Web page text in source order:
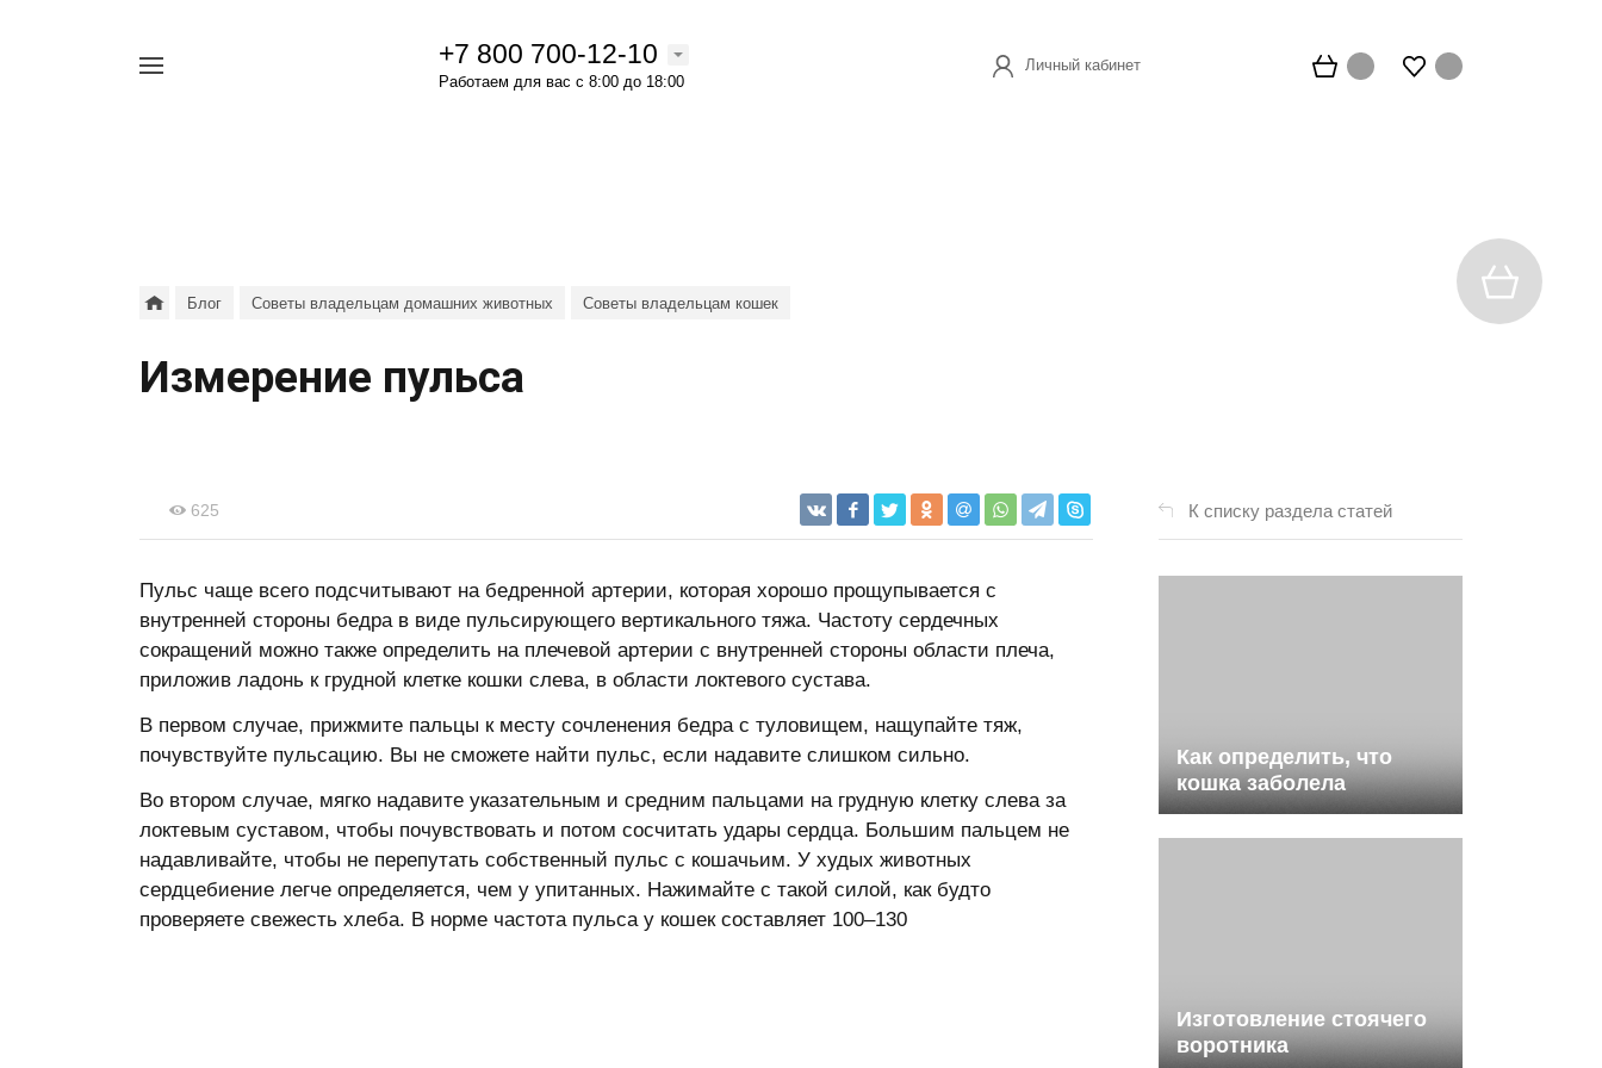
+7 800 700-12-10
Работаем для вас с 8:00 до 18:00
Личный кабинет
Блог Советы владельцам домашних животных Советы владельцам кошек
Измерение пульса
625
Пульс чаще всего подсчитывают на бедренной артерии, которая хорошо прощупывается с
внутренней стороны бедра в виде пульсирующего вертикального тяжа. Частоту сердечных
сокращений можно также определить на плечевой артерии с внутренней стороны области плеча,
приложив ладонь к грудной клетке кошки слева, в области локтевого сустава.
В первом случае, прижмите пальцы к месту сочленения бедра с туловищем, нащупайте тяж,
почувствуйте пульсацию. Вы не сможете найти пульс, если надавите слишком сильно.
Во втором случае, мягко надавите указательным и средним пальцами на грудную клетку слева за
локтевым суставом, чтобы почувствовать и потом сосчитать удары сердца. Большим пальцем не
надавливайте, чтобы не перепутать собственный пульс с кошачьим. У худых животных
сердцебиение легче определяется, чем у упитанных. Нажимайте с такой силой, как будто
проверяете свежесть хлеба. В норме частота пульса у кошек составляет 100–130
К списку раздела статей
Как определить, что
кошка заболела
Изготовление стоячего
воротника